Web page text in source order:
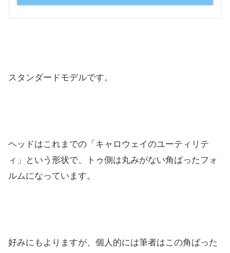
スタンダードモデルです。
ヘッドはこれまでの「キャロウェイのユーティリテ
ィ」という形状で、トゥ側は丸みがない角ばったフォ
ルムになっています。
好みにもよりますが、個人的には筆者はこの角ばった